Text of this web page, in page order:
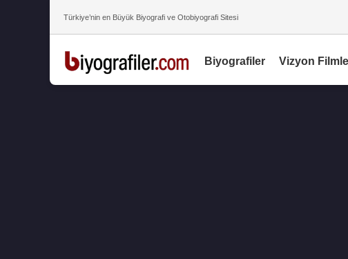
Türkiye’nin en Büyük Biyografi ve Otobiyografi Sitesi
Biyografiler Vizyon